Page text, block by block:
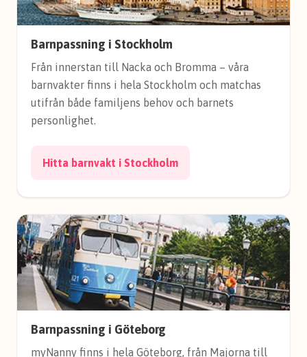
Barnpassning i Stockholm
Från innerstan till Nacka och Bromma – våra
barnvakter finns i hela Stockholm och matchas
utifrån både familjens behov och barnets
personlighet.
Hitta barnvakt i Stockholm
Barnpassning i Göteborg
myNanny finns i hela Göteborg, från Majorna till